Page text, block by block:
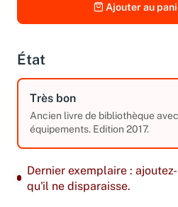
Ajouter au
État
Très bon
Ancien livre de bibliothèque avec
équipements. Edition 2017.
Dernier exemplaire :
qu'il ne disparaisse.